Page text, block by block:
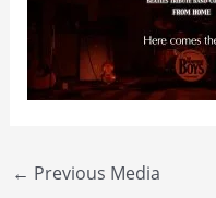
Post
← Previous Media